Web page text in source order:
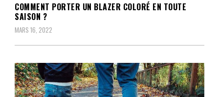
COMMENT PORTER UN BLAZER COLORÉ EN TOUTE
SAISON ?
MARS 16, 2022